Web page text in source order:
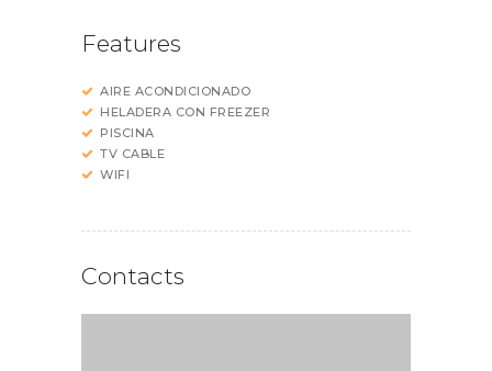
Features
AIRE ACONDICIONADO
HELADERA CON FREEZER
PISCINA
TV CABLE
WIFI
Contacts